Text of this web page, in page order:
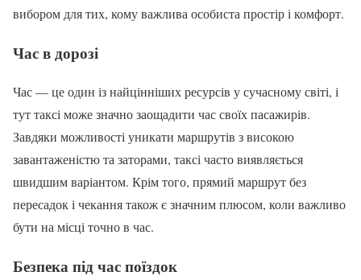
вибором для тих, кому важлива особиста простір і комфорт.
Час в дорозі
Час — це один із найцінніших ресурсів у сучасному світі, і
тут таксі може значно заощадити час своїх пасажирів.
Завдяки можливості уникати маршрутів з високою
завантаженістю та заторами, таксі часто виявляється
швидшим варіантом. Крім того, прямий маршрут без
пересадок і чекання також є значним плюсом, коли важливо
бути на місці точно в час.
Безпека під час поїздок